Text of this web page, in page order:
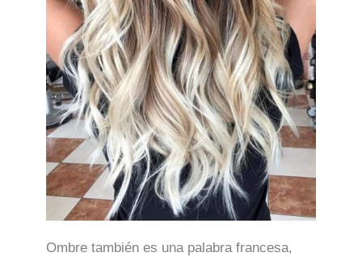
Ombre también es una palabra francesa,